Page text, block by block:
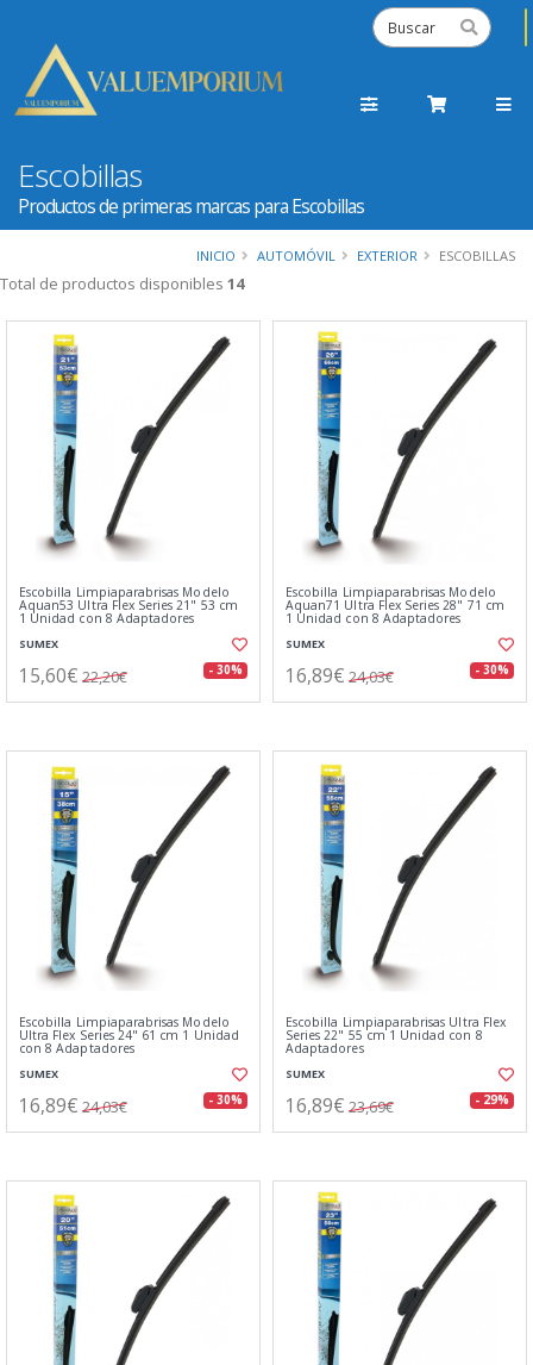
Escobillas
Productos de primeras marcas para Escobillas
INICIO AUTOMÓVIL EXTERIOR ESCOBILLAS
Total de productos disponibles 14
Escobilla Limpiaparabrisas Modelo
Aquan53 Ultra Flex Series 21" 53 cm
1 Unidad con 8 Adaptadores
SUMEX
15,60€ 22,20€ - 30%
Escobilla Limpiaparabrisas Modelo
Aquan71 Ultra Flex Series 28" 71 cm
1 Unidad con 8 Adaptadores
SUMEX
16,89€ 24,03€ - 30%
Escobilla Limpiaparabrisas Modelo
Ultra Flex Series 24" 61 cm 1 Unidad
con 8 Adaptadores
SUMEX
16,89€ 24,03€ - 30%
Escobilla Limpiaparabrisas Ultra Flex
Series 22" 55 cm 1 Unidad con 8
Adaptadores
SUMEX
16,89€ 23,69€ - 29%